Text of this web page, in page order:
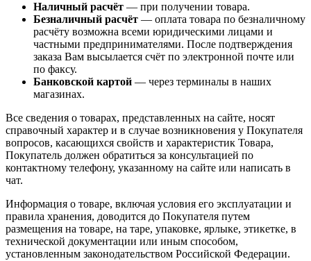
Наличный расчёт — при получении товара.
Безналичный расчёт — оплата товара по безналичному
расчёту возможна всеми юридическими лицами и
частными предпринимателями. После подтверждения
заказа Вам высылается счёт по электронной почте или
по факсу.
Банковской картой — через терминалы в наших
магазинах.
Все сведения о товарах, представленных на сайте, носят
справочный характер и в случае возникновения у Покупателя
вопросов, касающихся свойств и характеристик Товара,
Покупатель должен обратиться за консультацией по
контактному телефону, указанному на сайте или написать в
чат.
Информация о товаре, включая условия его эксплуатации и
правила хранения, доводится до Покупателя путем
размещения на товаре, на таре, упаковке, ярлыке, этикетке, в
технической документации или иным способом,
установленным законодательством Российской Федерации.